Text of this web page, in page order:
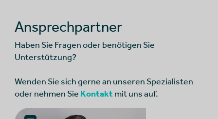
Ansprechpartner
Haben Sie Fragen oder benötigen Sie
Unterstützung?
Wenden Sie sich gerne an unseren Spezialisten
oder nehmen Sie Kontaktmit uns auf.